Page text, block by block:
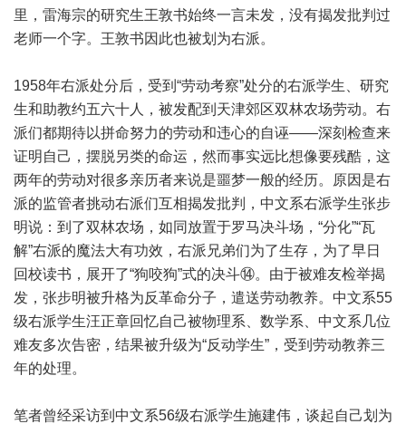
里，雷海宗的研究生王敦书始终一言未发，没有揭发批判过
老师一个字。王敦书因此也被划为右派。
1958年右派处分后，受到“劳动考察”处分的右派学生、研究
生和助教约五六十人，被发配到天津郊区双林农场劳动。右
派们都期待以拼命努力的劳动和违心的自诬——深刻检查来
证明自己，摆脱另类的命运，然而事实远比想像要残酷，这
两年的劳动对很多亲历者来说是噩梦一般的经历。原因是右
派的监管者挑动右派们互相揭发批判，中文系右派学生张步
明说：到了双林农场，如同放置于罗马决斗场，“分化”“瓦
解”右派的魔法大有功效，右派兄弟们为了生存，为了早日
回校读书，展开了“狗咬狗”式的决斗⑭。由于被难友检举揭
发，张步明被升格为反革命分子，遣送劳动教养。中文系55
级右派学生汪正章回忆自己被物理系、数学系、中文系几位
难友多次告密，结果被升级为“反动学生”，受到劳动教养三
年的处理。
笔者曾经采访到中文系56级右派学生施建伟，谈起自己划为